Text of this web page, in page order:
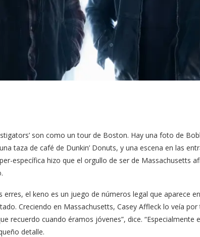
son como un tour de Boston. Hay una foto de
taza de café de Dunkin’ Donuts, y una escena en las
específica hizo que el orgullo de ser de Massachusetts
erres, el keno es un juego de números legal que aparece
Creciendo en Massachusetts, Casey Affleck lo veía por
recuerdo cuando éramos jóvenes”, dice. “Especialmente
detalle.